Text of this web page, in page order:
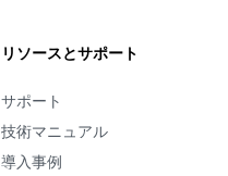
リソースとサポート
サポート
技術マニュアル
導入事例